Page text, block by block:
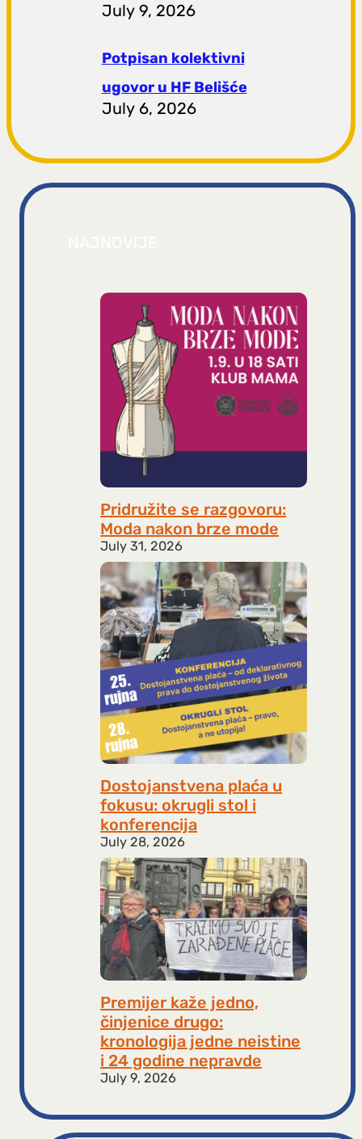
July 9, 2026
Potpisan kolektivni
ugovor u HF Belišće
July 6, 2026
Pridružite se razgovoru:
Moda nakon brze mode
July 31, 2026
Dostojanstvena plaća u
fokusu: okrugli stol i
konferencija
July 28, 2026
Premijer kaže jedno,
činjenice drugo:
kronologija jedne neistine
i 24 godine nepravde
July 9, 2026